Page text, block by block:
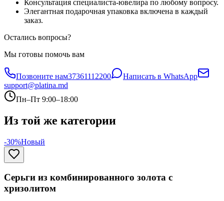
Консультация специалиста-ювелира по любому вопросу.
Элегантная подарочная упаковка включена в каждый
заказ.
Остались вопросы?
Мы готовы помочь вам
Позвоните нам37361112200
Написать в WhatsApp
support@platina.md
Пн–Пт 9:00–18:00
Из той же категории
-30%Новый
Серьги из комбинированного золота с
хризолитом